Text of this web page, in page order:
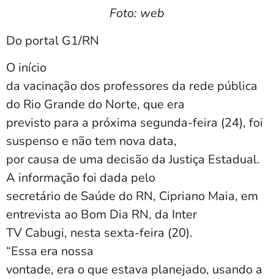
Foto: web
Do portal G1/RN
O início
da vacinação dos professores da rede pública
do Rio Grande do Norte, que era
previsto para a próxima segunda-feira (24), foi
suspenso e não tem nova data,
por causa de uma decisão da Justiça Estadual.
A informação foi dada pelo
secretário de Saúde do RN, Cipriano Maia, em
entrevista ao Bom Dia RN, da Inter
TV Cabugi, nesta sexta-feira (20).
“Essa era nossa
vontade, era o que estava planejado, usando a